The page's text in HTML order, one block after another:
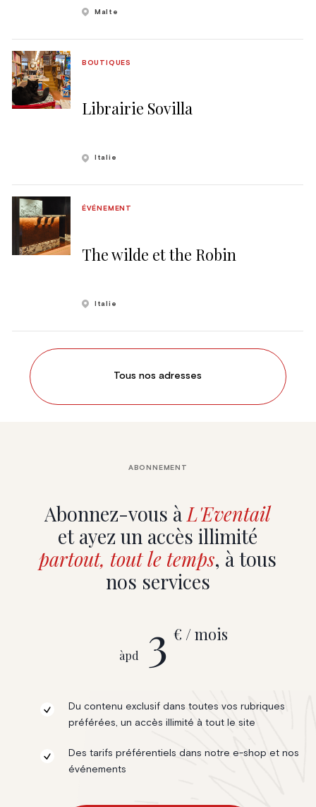
Malte
Librairie Sovilla
BOUTIQUES
Italie
The wilde et the Robin
ÉVÉNEMENT
Italie
Tous nos adresses
Abonnez-vous àL'Eventail
et ayez un accès illimité
partout, tout le temps, à tous
nos services
ABONNEMENT
àpd 3 € / mois
Du contenu exclusif dans toutes vos rubriques
préférées, un accès illimité à tout le site
Des tarifs préférentiels dans notre e-shop et nos
événements